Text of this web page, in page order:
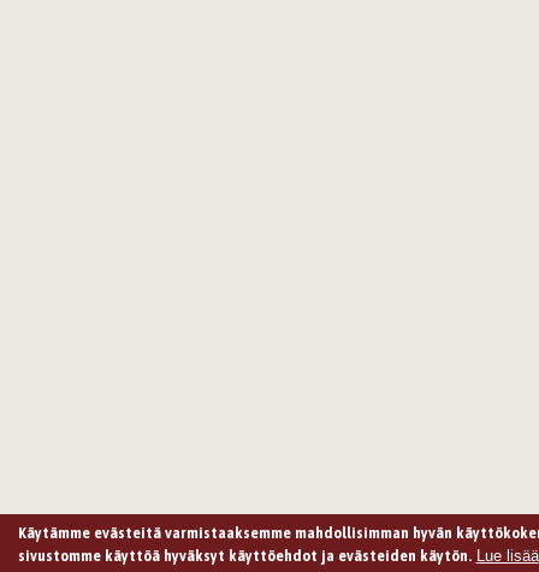
Käytämme evästeitä varmistaaksemme mahdollisimman hyvän
sivustomme käyttöä hyväksyt käyttöehdot ja evästeiden käytön. Lue lisää